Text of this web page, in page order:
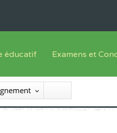
éducatif
formation
Sous
d'études
Examens et
Inscriptions
Liste des